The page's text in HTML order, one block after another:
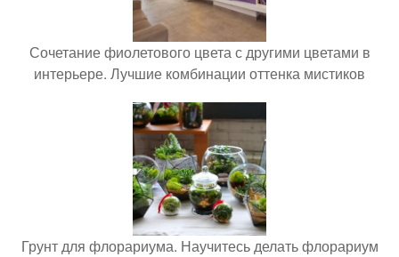
Сочетание фиолетового цвета с другими цветами в
интерьере. Лучшие комбинации оттенка мистиков
Грунт для флорариума. Научитесь делать флорариум